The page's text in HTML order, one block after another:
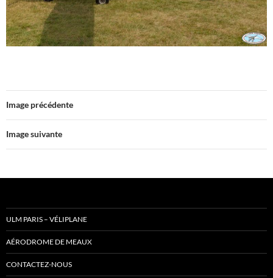
Image précédente
Image suivante
ULM PARIS – VÉLIPLANE
AÉRODROME DE MEAUX
CONTACTEZ-NOUS